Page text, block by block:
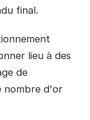
final.
lieu à des
de
nombre d'or